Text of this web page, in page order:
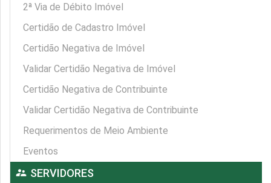
2ª Via de Débito Imóvel
Certidão de Cadastro Imóvel
Certidão Negativa de Imóvel
Validar Certidão Negativa de Imóvel
Certidão Negativa de Contribuinte
Validar Certidão Negativa de Contribuinte
Requerimentos de Meio Ambiente
Eventos
supervisor_account SERVIDORES